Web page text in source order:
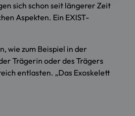
sich schon seit längerer Zeit
Aspekten. Ein EXIST-
wie zum Beispiel in der
Trägerin oder des Trägers
entlasten. „Das Exoskelett